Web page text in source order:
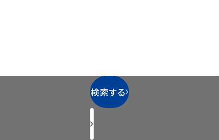
検索する